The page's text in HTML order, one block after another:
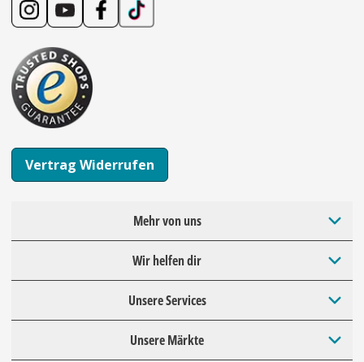
Vertrag Widerrufen
Mehr von uns
Wir helfen dir
Unsere Services
Unsere Märkte